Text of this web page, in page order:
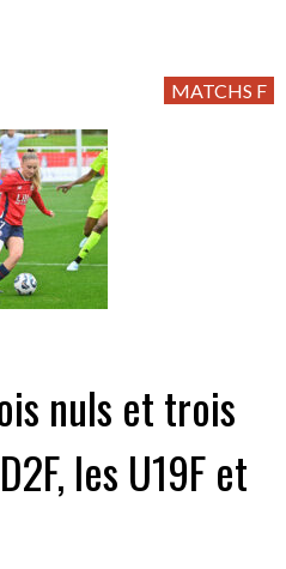
MATCHS F
nuls et trois
les U19F et